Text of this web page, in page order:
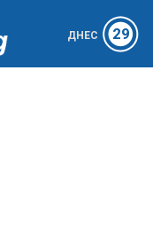
ДНЕС 29